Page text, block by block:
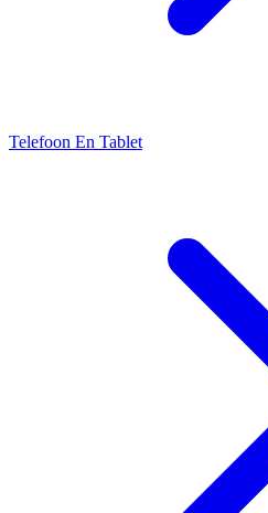
Telefoon En Tablet